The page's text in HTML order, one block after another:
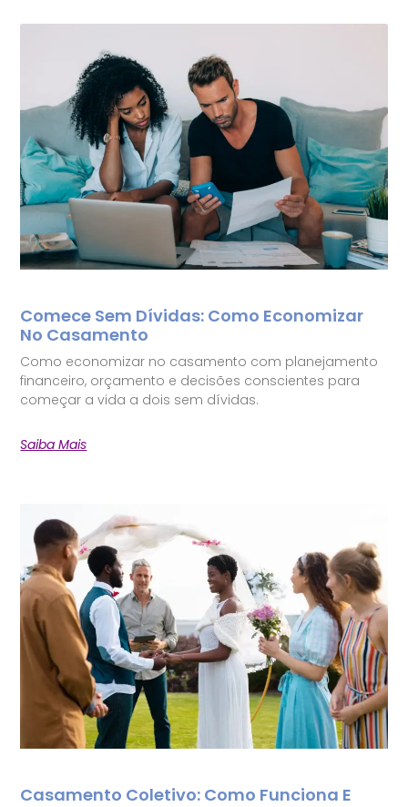
Comece Sem Dívidas: Como Economizar
No Casamento
Como economizar no casamento com planejamento
financeiro, orçamento e decisões conscientes para
começar a vida a dois sem dívidas.
Saiba Mais
Casamento Coletivo: Como Funciona E